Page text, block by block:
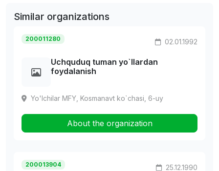
Similar organizations
200011280 02.01.1992
Uchquduq tuman yo`llardan
foydalanish
Yo'lchilar MFY, Kosmanavt ko`chasi, 6-uy
About the organization
200013904 25.12.1990